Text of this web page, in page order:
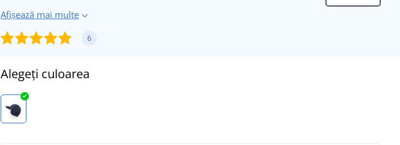
Afișează mai multe
6
Alegeți culoarea